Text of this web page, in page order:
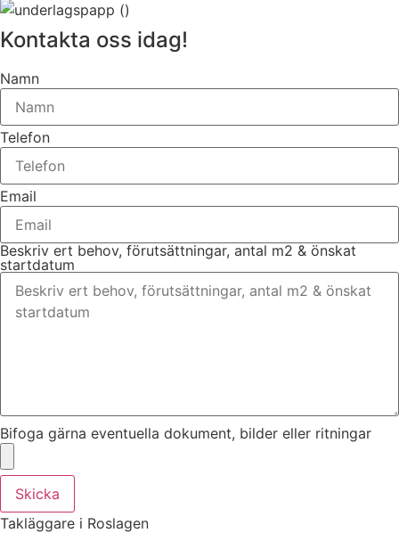
Kontakta oss idag!
Namn
Telefon
Email
Beskriv ert behov, förutsättningar, antal m2 & önskat
startdatum
Bifoga gärna eventuella dokument, bilder eller ritningar
Skicka
Takläggare i Roslagen